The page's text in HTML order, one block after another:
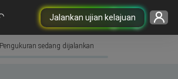
Jalankan ujian kelajuan
Pengukuran sedang dijalankan